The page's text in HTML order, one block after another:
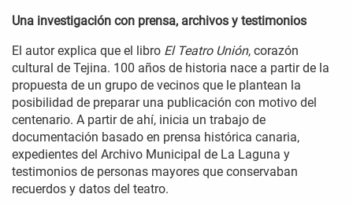
Una investigación con prensa, archivos y testimonios
El autor explica que el libro El Teatro Unión, corazón
cultural de Tejina. 100 años de historia nace a partir de la
propuesta de un grupo de vecinos que le plantean la
posibilidad de preparar una publicación con motivo del
centenario. A partir de ahí, inicia un trabajo de
documentación basado en prensa histórica canaria,
expedientes del Archivo Municipal de La Laguna y
testimonios de personas mayores que conservaban
recuerdos y datos del teatro.